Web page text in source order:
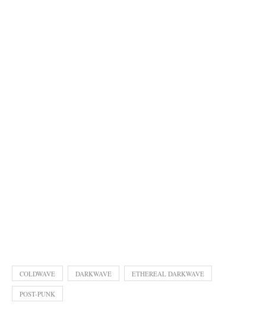
COLDWAVE DARKWAVE ETHEREAL DARKWAVE
POST-PUNK